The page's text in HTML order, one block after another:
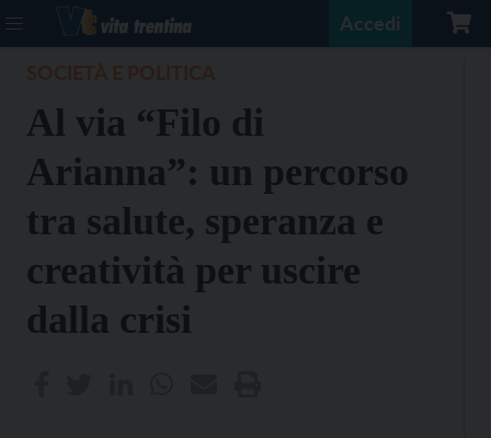
Accedi
Al via “Filo di
Arianna”: un percorso
tra salute, speranza e
creatività per uscire
dalla crisi